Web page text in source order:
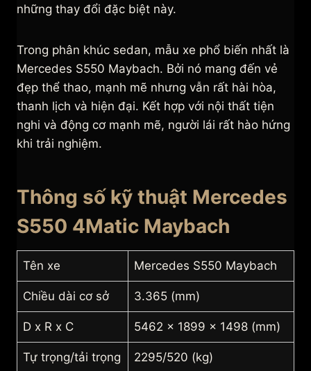
những thay đổi đặc biệt này.
Trong phân khúc sedan, mẫu xe phổ biến nhất là
Mercedes S550 Maybach. Bởi nó mang đến vẻ
đẹp thể thao, mạnh mẽ nhưng vẫn rất hài hòa,
thanh lịch và hiện đại. Kết hợp với nội thất tiện
nghi và động cơ mạnh mẽ, người lái rất hào hứng
khi trải nghiệm.
Thông số kỹ thuật Mercedes
S550 4Matic Maybach
Tên xe Mercedes S550 Maybach
Chiều dài cơ sở 3.365 (mm)
D x R x C 5462 x 1899 x 1498 (mm)
Tự trọng/tải trọng 2295/520 (kg)